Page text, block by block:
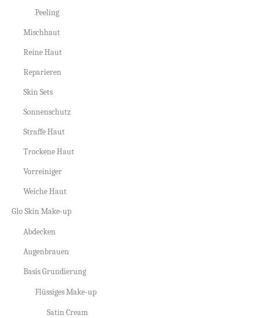
Peeling
Mischhaut
Reine Haut
Reparieren
Skin Sets
Sonnenschutz
Straffe Haut
Trockene Haut
Vorreiniger
Weiche Haut
Glo Skin Make-up
Abdecken
Augenbrauen
Basis Grundierung
Flüssiges Make-up
Satin Cream